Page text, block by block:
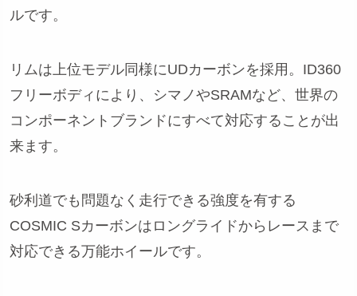
ルです。
リムは上位モデル同様にUDカーボンを採用。ID360
フリーボディにより、シマノやSRAMなど、世界の
コンポーネントブランドにすべて対応することが出
来ます。
砂利道でも問題なく走行できる強度を有する
COSMIC Sカーボンはロングライドからレースまで
対応できる万能ホイールです。